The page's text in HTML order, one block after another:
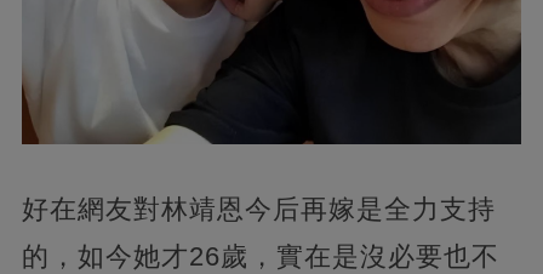
好在網友對林靖恩今后再嫁是全力支持
的，如今她才26歲，實在是沒必要也不